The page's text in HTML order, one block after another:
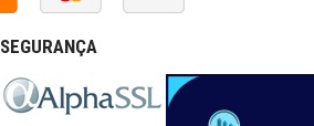
SEGURANÇA